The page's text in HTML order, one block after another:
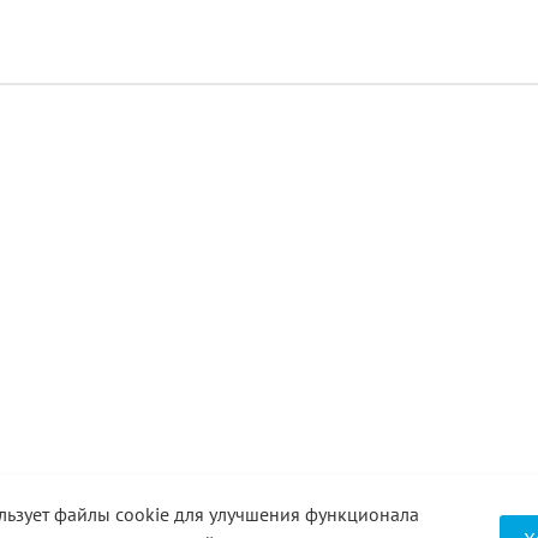
дымоход, так и для подключения к нему
файлы cookie для улучшения функционала